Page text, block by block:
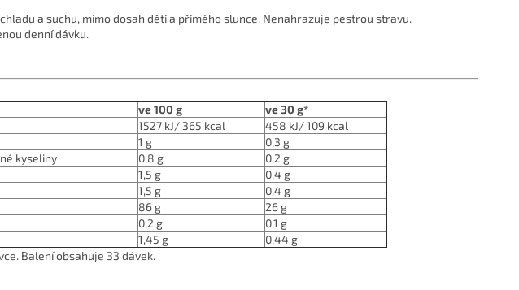
a suchu, mimo dosah dětí a přímého slunce. Nenahrazuje pestrou stravu.
denní dávku.
ve 100 g
ve 30 g*
1527 kJ/ 365 kcal
458 kJ/ 109 kcal
1 g
0,3 g
kyseliny
0,8 g
0,2 g
1,5 g
0,4 g
1,5 g
0,4 g
86 g
26 g
0,2 g
0,1 g
1,45 g
0,44 g
Balení obsahuje 33 dávek.